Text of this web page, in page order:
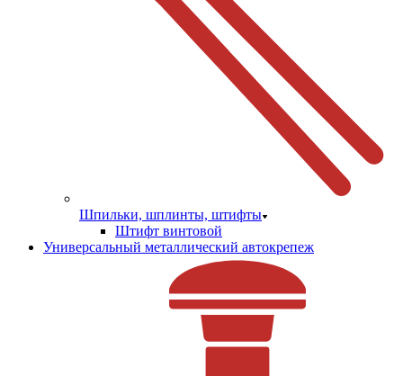
Шпильки, шплинты, штифты
Штифт винтовой
Универсальный металлический автокрепеж